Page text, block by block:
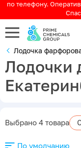
по телефону.
Лодочка
Лодочки
Выбрано 4 товара
По умолчанию